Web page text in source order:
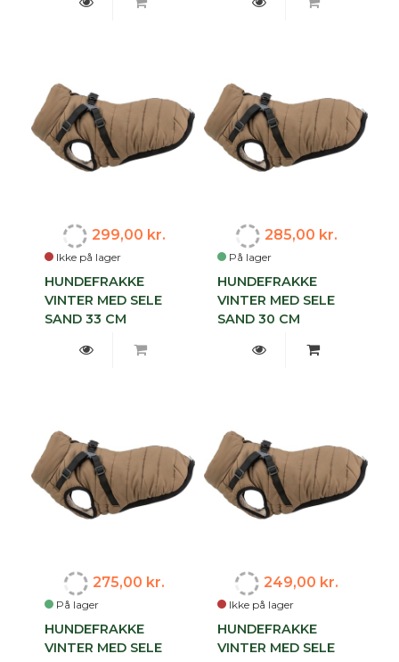
Ikke på lager
299,00 kr.
HUNDEFRAKKE
VINTER MED SELE
SAND 33 CM
På lager
285,00 kr.
HUNDEFRAKKE
VINTER MED SELE
SAND 30 CM
På lager
275,00 kr.
HUNDEFRAKKE
VINTER MED SELE
Ikke på lager
249,00 kr.
HUNDEFRAKKE
VINTER MED SELE